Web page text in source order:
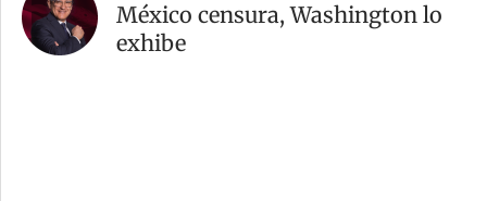
México censura, Washington lo
exhibe